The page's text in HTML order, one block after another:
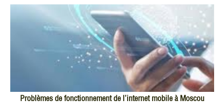
Problèmes de fonctionnement de l’internet mobile à Moscou